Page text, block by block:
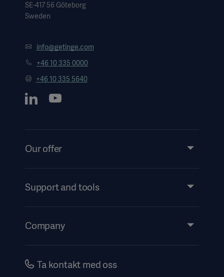
SE-417 56 Göteborg
Sweden
info@getinge.com
+46 10 335 0000
+46 10 335 5640
Our offer
Services
Support and tools
Events
Company
CareersTa kontakt med oss